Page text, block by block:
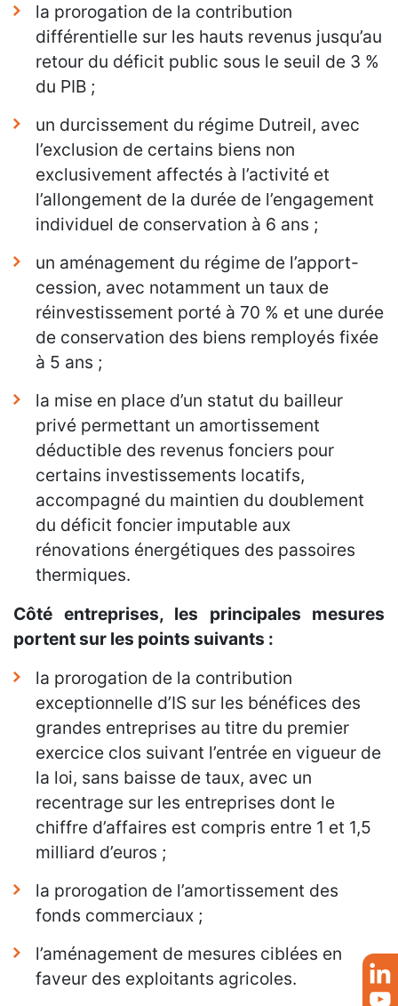
la prorogation de la contribution
différentielle sur les hauts revenus jusqu’au
retour du déficit public sous le seuil de 3 %
du PIB ;
un durcissement du régime Dutreil, avec
l’exclusion de certains biens non
exclusivement affectés à l’activité et
l’allongement de la durée de l’engagement
individuel de conservation à 6 ans ;
un aménagement du régime de l’apport-
cession, avec notamment un taux de
réinvestissement porté à 70 % et une durée
de conservation des biens remployés fixée
à 5 ans ;
la mise en place d’un statut du bailleur
privé permettant un amortissement
déductible des revenus fonciers pour
certains investissements locatifs,
accompagné du maintien du doublement
du déficit foncier imputable aux
rénovations énergétiques des passoires
thermiques.
Côté entreprises, les principales mesures
portent sur les points suivants :
la prorogation de la contribution
exceptionnelle d’IS sur les bénéfices des
grandes entreprises au titre du premier
exercice clos suivant l’entrée en vigueur de
la loi, sans baisse de taux, avec un
recentrage sur les entreprises dont le
chiffre d’affaires est compris entre 1 et 1,5
milliard d’euros ;
la prorogation de l’amortissement des
fonds commerciaux ;
l’aménagement de mesures ciblées en
faveur des exploitants agricoles.